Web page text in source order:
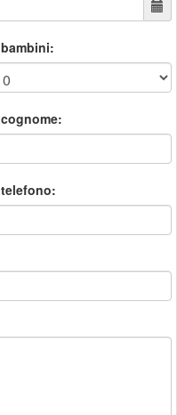
bambini:
cognome:
telefono: